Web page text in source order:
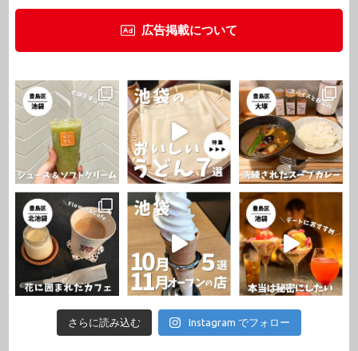
広告掲載について
さらに読み込む Instagram でフォロー